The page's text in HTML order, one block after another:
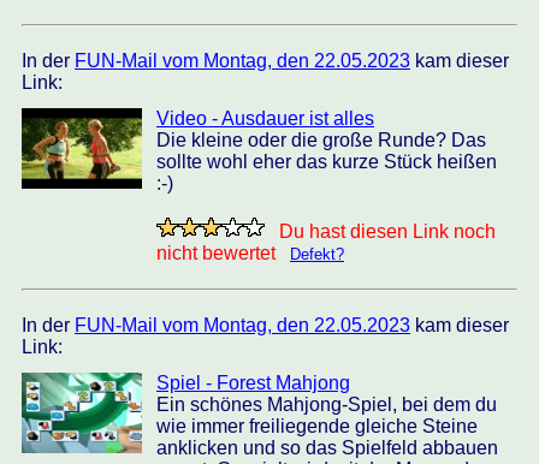
In der FUN-Mail vom Montag, den 22.05.2023 kam dieser
Link:
Video - Ausdauer ist alles
Die kleine oder die große Runde? Das
sollte wohl eher das kurze Stück heißen
:-)
Du hast diesen Link noch
nicht bewertet
Defekt?
In der FUN-Mail vom Montag, den 22.05.2023 kam dieser
Link:
Spiel - Forest Mahjong
Ein schönes Mahjong-Spiel, bei dem du
wie immer freiliegende gleiche Steine
anklicken und so das Spielfeld abbauen